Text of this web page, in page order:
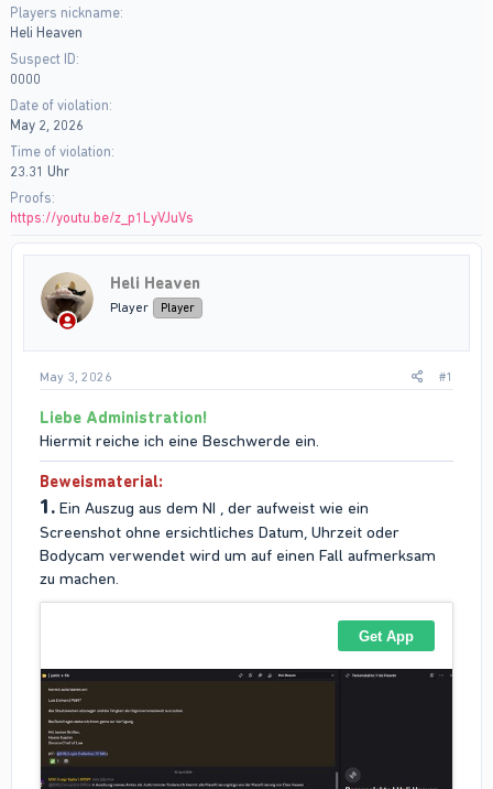
a
r
e
Players nickname
Heli Heaven
Suspect ID
0000
Date of violation
May 2, 2026
Time of violation
23.31 Uhr
Proofs
https://youtu.be/z_p1LyVJuVs
Heli Heaven
Player Player
May 3, 2026 #1
Liebe Administration!
Hiermit reiche ich eine Beschwerde ein.
Beweismaterial:
1. Ein Auszug aus dem NI , der aufweist wie ein
Screenshot ohne ersichtliches Datum, Uhrzeit oder
Bodycam verwendet wird um auf einen Fall aufmerksam
zu machen.